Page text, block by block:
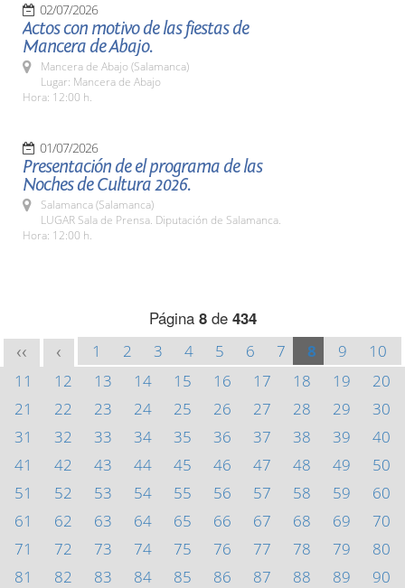
02/07/2026
Actos con motivo de las fiestas de
Mancera de Abajo.
Mancera de Abajo (Salamanca)
Lugar: Mancera de Abajo
Hora: 12:00 h.
01/07/2026
Presentación de el programa de las
Noches de Cultura 2026.
Salamanca (Salamanca)
LUGAR Sala de Prensa. Diputación de Salamanca.
Hora: 12:00 h.
Página 8de 434
<< < 1 2 3 4 5 6 7 8 9
10
11
12 13 14 15 16 17 18 19
20
21
22 23 24 25 26 27 28 29
30
31
32 33 34 35 36 37 38 39
40
41
42 43 44 45 46 47 48 49
50
51
52 53 54 55 56 57 58 59
60
61
62 63 64 65 66 67 68 69
70
71
72 73 74 75 76 77 78 79
80
81
82 83 84 85 86 87 88 89
90